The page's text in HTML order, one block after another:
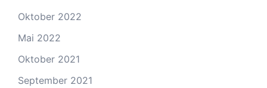
Oktober 2022
Mai 2022
Oktober 2021
September 2021